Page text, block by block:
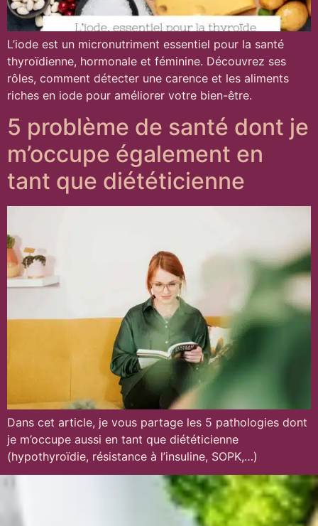
L’iode est un micronutriment essentiel pour la santé
thyroïdienne, hormonale et féminine. Découvrez ses
rôles, comment détecter une carence et les aliments
riches en iode pour améliorer votre bien-être.
5 problème de santé dont je
m’occupe également en
tant que diététicienne
Dans cet article, je vous partage les 5 pathologies dont
je m’occupe aussi en tant que diététicienne
(hypothyroïdie, résistance à l’insuline, SOPK,…)